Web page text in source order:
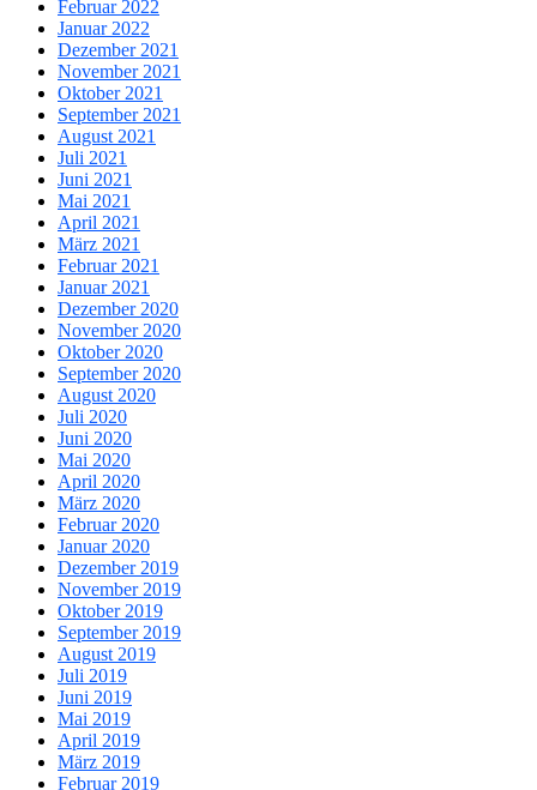
Februar 2022
Januar 2022
Dezember 2021
November 2021
Oktober 2021
September 2021
August 2021
Juli 2021
Juni 2021
Mai 2021
April 2021
März 2021
Februar 2021
Januar 2021
Dezember 2020
November 2020
Oktober 2020
September 2020
August 2020
Juli 2020
Juni 2020
Mai 2020
April 2020
März 2020
Februar 2020
Januar 2020
Dezember 2019
November 2019
Oktober 2019
September 2019
August 2019
Juli 2019
Juni 2019
Mai 2019
April 2019
März 2019
Februar 2019